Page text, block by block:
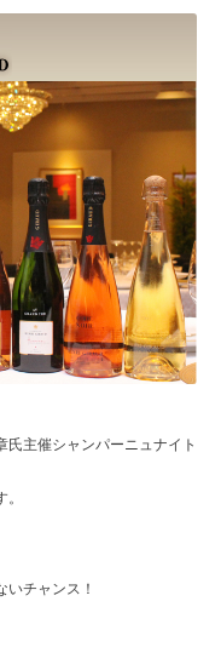
主催シャンパーニュナイト
いチャンス！